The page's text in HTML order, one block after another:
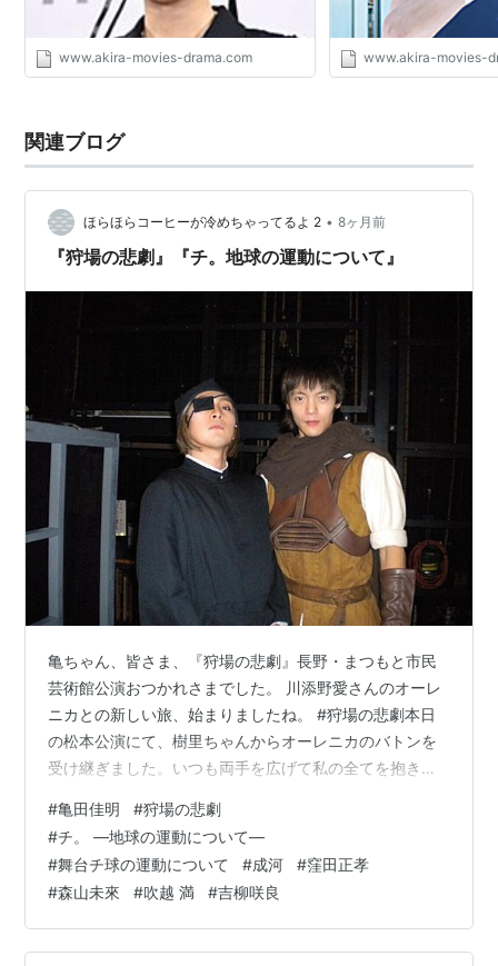
www.akira-movies-drama.com www.akira-movies-
関連ブログ
ほらほらコーヒーが冷めちゃってるよ 2 • 8ヶ月前
『狩場の悲劇』『チ。地球の運動について』
亀ちゃん、皆さま、『狩場の悲劇』長野・まつもと市民
芸術館公演おつかれさまでした。 川添野愛さんのオーレ
ニカとの新しい旅、始まりましたね。 #狩場の悲劇本日
の松本公演にて、樹里ちゃんからオーレニカのバトンを
受け継ぎました。いつも両手を広げて私の全てを抱きし
ま。ありがとうはこの世にいくつあったらいいんだろ
う、。このバトンを胸に。ゴールまで、みんなでね。
pic.twitter.com/3vMffqGNdl — 川添 野愛
(@noakawazoe) 2025年12月3日 玉置玲央くんの
Instagram。素敵❤️ この投稿をInstagramで見る …
#亀田佳明 #狩場の悲劇
#チ。 —地球の運動について—
#舞台チ球の運動について #成河 #窪田正孝
#森山未來 #吹越 満 #吉柳咲良